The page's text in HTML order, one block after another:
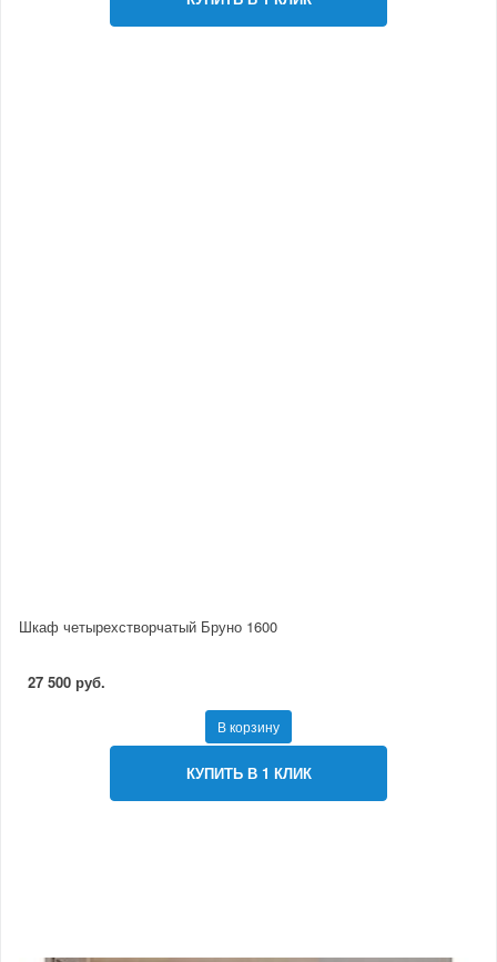
Шкаф четырехстворчатый Бруно 1600
27 500 руб.
В корзину
КУПИТЬ В 1 КЛИК